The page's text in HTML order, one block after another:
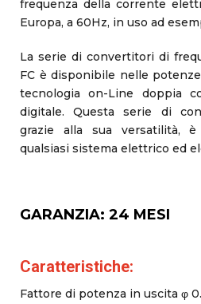
frequenza della corrente
Europa, a 60Hz, in uso ad
La serie di convertitori di
FC è disponibile nelle
tecnologia on-Line doppia
digitale. Questa serie di
grazie alla sua versatilità,
qualsiasi sistema elettrico ed
GARANZIA: 24 MESI
Caratteristiche:
Fattore di potenza in uscita φ